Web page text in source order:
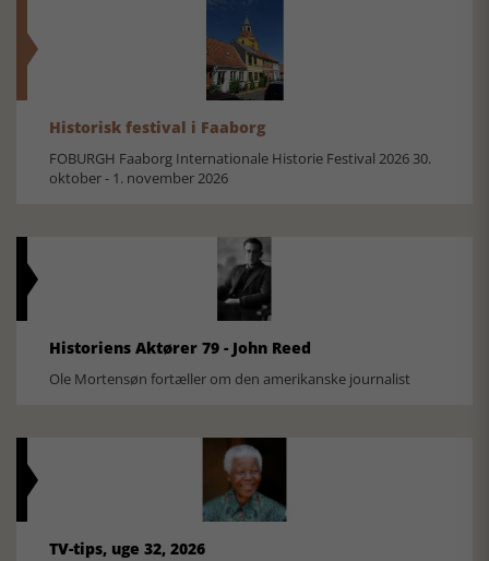
Historisk festival i Faaborg
FOBURGH Faaborg Internationale Historie Festival 2026 30.
oktober - 1. november 2026
Historiens Aktører 79 - John Reed
Ole Mortensøn fortæller om den amerikanske journalist
TV-tips, uge 32, 2026